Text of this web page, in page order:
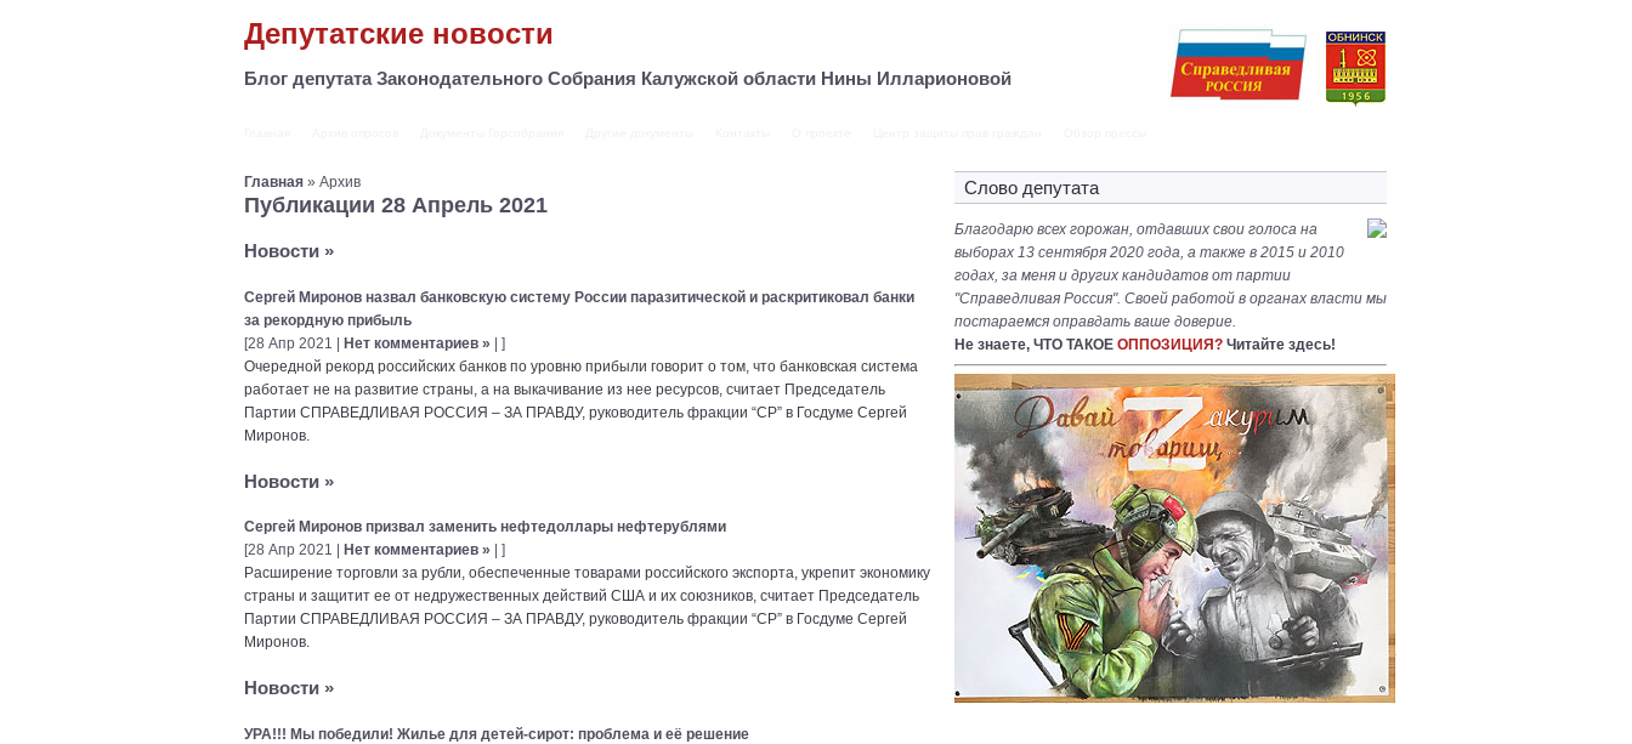
Депутатские новости
Блог депутата Законодательного Собрания Калужской области Нины Илларионовой
Главная » Архив
Публикации 28 Апрель 2021
Новости »
Сергей Миронов назвал банковскую систему России паразитической и раскритиковал банки
за рекордную прибыль
[28 Апр 2021 | Нет комментариев » | ]
Очередной рекорд российских банков по уровню прибыли говорит о том, что банковская система
работает не на развитие страны, а на выкачивание из нее ресурсов, считает Председатель
Партии СПРАВЕДЛИВАЯ РОССИЯ – ЗА ПРАВДУ, руководитель фракции “СР” в Госдуме Сергей
Миронов.
Новости »
Сергей Миронов призвал заменить нефтедоллары нефтерублями
[28 Апр 2021 |
Нет комментариев » | ]
Расширение торговли за рубли, обеспеченные товарами российского экспорта, укрепит экономику
страны и защитит ее от недружественных действий США и их союзников, считает Председатель
Партии СПРАВЕДЛИВАЯ РОССИЯ – ЗА ПРАВДУ, руководитель фракции “СР” в Госдуме Сергей
Миронов.
Новости »
УРА!!! Мы победили! Жилье для детей-сирот: проблема и её решение
Слово депутата
Благодарю всех горожан, отдавших свои голоса на
выборах 13 сентября 2020 года, а также в 2015 и 2010
годах, за меня и других кандидатов от партии
"Справедливая Россия". Своей работой в органах власти мы
постараемся оправдать ваше доверие.
Не знаете, ЧТО ТАКОЕ ОППОЗИЦИЯ? Читайте здесь!